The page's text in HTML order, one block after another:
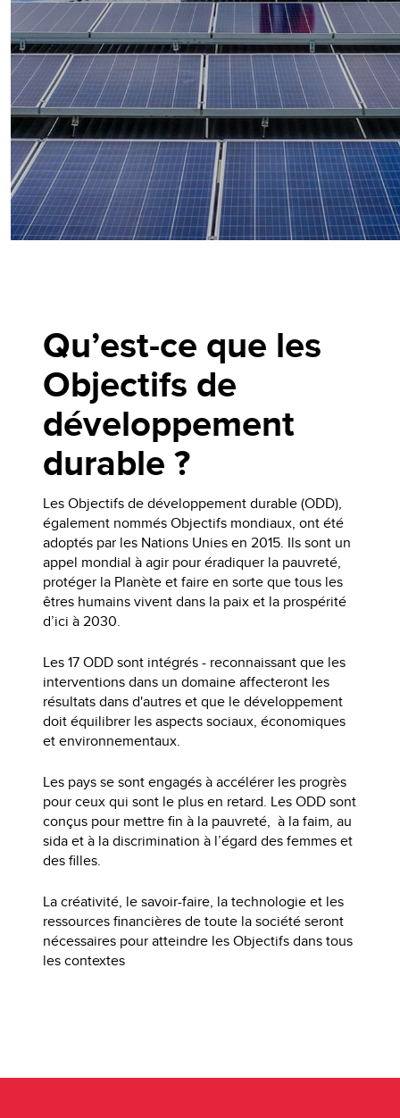
Qu’est-ce que les
Objectifs de
développement
durable ?
Les Objectifs de développement durable (ODD),
également nommés Objectifs mondiaux, ont été
adoptés par les Nations Unies en 2015. Ils sont un
appel mondial à agir pour éradiquer la pauvreté,
protéger la Planète et faire en sorte que tous les
êtres humains vivent dans la paix et la prospérité
d’ici à 2030.
Les 17 ODD sont intégrés - reconnaissant que les
interventions dans un domaine affecteront les
résultats dans d'autres et que le développement
doit équilibrer les aspects sociaux, économiques
et environnementaux.
Les pays se sont engagés à accélérer les progrès
pour ceux qui sont le plus en retard. Les ODD sont
conçus pour mettre fin à la pauvreté, à la faim, au
sida et à la discrimination à l’égard des femmes et
des filles.
La créativité, le savoir-faire, la technologie et les
ressources financières de toute la société seront
nécessaires pour atteindre les Objectifs dans tous
les contextes